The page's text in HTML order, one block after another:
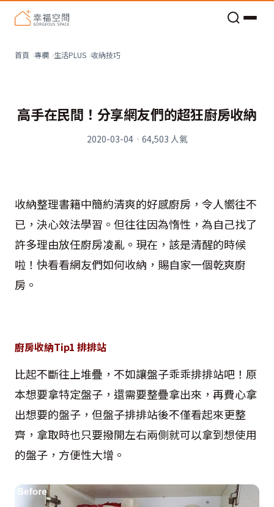
首頁 專欄 生活PLUS 收納技巧
高手在民間！分享網友們的超狂廚房收納
2020-03-04· 64,503 人氣
收納整理書籍中簡約清爽的好感廚房，令人嚮往不
已，決心效法學習。但往往因為惰性，為自己找了
許多理由放任廚房凌亂。現在，該是清醒的時候
啦！快看看網友們如何收納，賜自家一個乾爽廚
房。
廚房收納Tip1 排排站
比起不斷往上堆疊，不如讓盤子乖乖排排站吧！原
本想要拿特定盤子，還需要整疊拿出來，再費心拿
出想要的盤子，但盤子排排站後不僅看起來更整
齊，拿取時也只要撥開左右兩側就可以拿到想使用
的盤子，方便性大增。